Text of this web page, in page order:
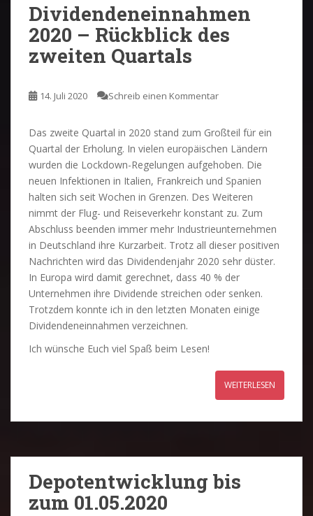
Dividendeneinnahmen
2020 – Rückblick des
zweiten Quartals
14. Juli 2020 Schreib einen Kommentar
Das zweite Quartal in 2020 stand zum Großteil für ein
Quartal der Erholung. In vielen europäischen Ländern
wurden die Lockdown-Regelungen aufgehoben. Die
neuen Infektionen in Italien, Frankreich und Spanien
halten sich seit Wochen in Grenzen. Des Weiteren
nimmt der Flug- und Reiseverkehr konstant zu. Zum
Abschluss beenden immer mehr Industrieunternehmen
in Deutschland ihre Kurzarbeit. Trotz all dieser positiven
Nachrichten wird das Dividendenjahr 2020 sehr düster.
In Europa wird damit gerechnet, dass 40 % der
Unternehmen ihre Dividende streichen oder senken.
Trotzdem konnte ich in den letzten Monaten einige
Dividendeneinnahmen verzeichnen.
Ich wünsche Euch viel Spaß beim Lesen!
WEITERLESEN
Depotentwicklung bis
zum 01.05.2020